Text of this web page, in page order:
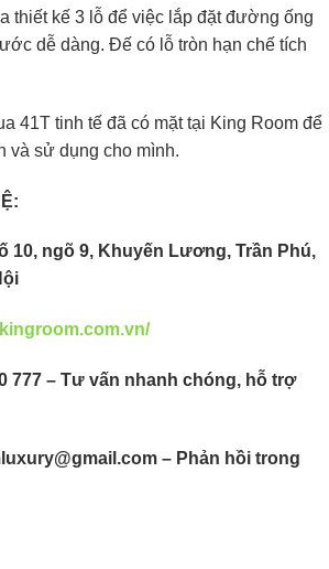
thiết kế 3 lỗ để việc lắp đặt đường ống
dễ dàng. Đế có lỗ tròn hạn chế tích
41T tinh tế đã có mặt tại King Room để
và sử dụng cho mình.
10, ngõ 9, Khuyến Lương, Trần Phú,
777 – Tư vấn nhanh chóng, hỗ trợ
– Phản hồi trong